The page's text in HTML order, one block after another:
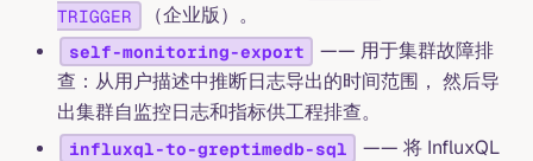
TRIGGER
（企业版）。
self-monitoring-export
—— 用于集群故障排
查：从用户描述中推断日志导出的时间范围， 然后导
出集群自监控日志和指标供工程排查。
influxql-to-greptimedb-sql
—— 将 InfluxQL